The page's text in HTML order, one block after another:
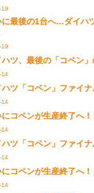
に最後の1台へ…ダイハ
ハツ、最後の「コペン
14
ハツ「コペン」ファイ
14
にコペンが生産終了へ
14
ハツ「コペン」ファイ
14
にコペンが生産終了へ
14